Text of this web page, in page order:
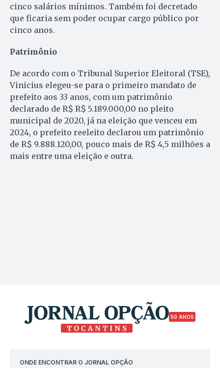
cinco salários mínimos. Também foi decretado
que ficaria sem poder ocupar cargo público por
cinco anos.
Patrimônio
De acordo com o Tribunal Superior Eleitoral (TSE),
Vinicius elegeu-se para o primeiro mandato de
prefeito aos 33 anos, com um patrimônio
declarado de R$ R$ 5.189.000,00 no pleito
municipal de 2020, já na eleição que venceu em
2024, o prefeito reeleito declarou um patrimônio
de R$ 9.888.120,00, pouco mais de R$ 4,5 milhões a
mais entre uma eleição e outra.
50 ANOS
ONDE ENCONTRAR O JORNAL OPÇÃO